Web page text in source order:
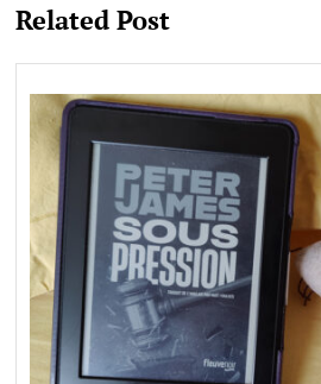
Related Post